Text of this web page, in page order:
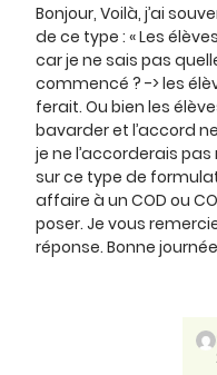
Bonjour, Voilà, j’ai
de ce type : « Les
car je ne sais pas
commencé ? -> les
ferait. Ou bien les
bavarder et l’accord
je ne l’accorderais
sur ce type de
affaire à un COD ou
poser. Je vous
réponse. Bonne